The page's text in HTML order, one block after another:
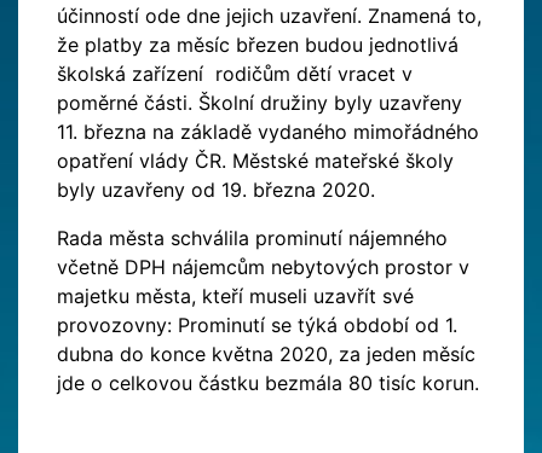
účinností ode dne jejich uzavření. Znamená to,
že platby za měsíc březen budou jednotlivá
školská zařízení rodičům dětí vracet v
poměrné části. Školní družiny byly uzavřeny
11. března na základě vydaného mimořádného
opatření vlády ČR. Městské mateřské školy
byly uzavřeny od 19. března 2020.
Rada města schválila prominutí nájemného
včetně DPH nájemcům nebytových prostor v
majetku města, kteří museli uzavřít své
provozovny: Prominutí se týká období od 1.
dubna do konce května 2020, za jeden měsíc
jde o celkovou částku bezmála 80 tisíc korun.